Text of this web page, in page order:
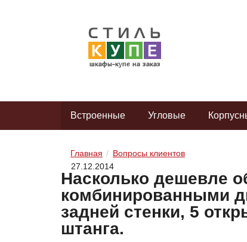
Встроенные Угловые
Главная
Вопросы клиентов
27.12.2014
Насколько дешевле
комбинированными
задней стенки, 5
штанга.